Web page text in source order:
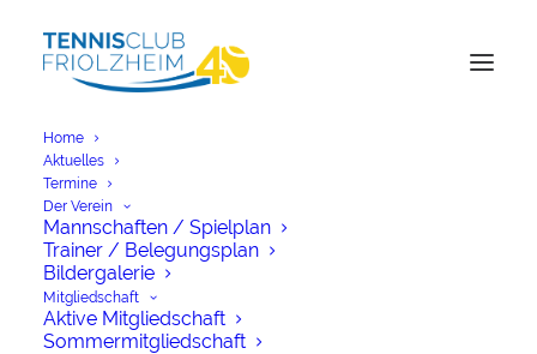
Home
Aktuelles
Termine
Der Verein
Mannschaften / Spielplan
Trainer / Belegungsplan
Bildergalerie
Mitgliedschaft
Aktive Mitgliedschaft
Sommermitgliedschaft